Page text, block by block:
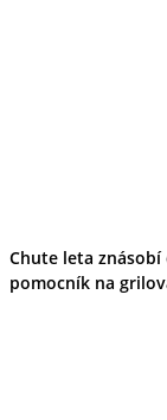
Chute leta znásobí
pomocník na